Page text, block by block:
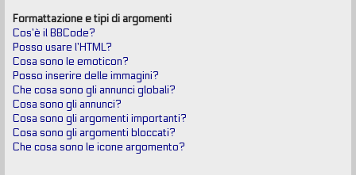
Formattazione e tipi di argomenti
Cos’è il BBCode?
Posso usare l’HTML?
Cosa sono le emoticon?
Posso inserire delle immagini?
Che cosa sono gli annunci globali?
Cosa sono gli annunci?
Cosa sono gli argomenti importanti?
Cosa sono gli argomenti bloccati?
Che cosa sono le icone argomento?